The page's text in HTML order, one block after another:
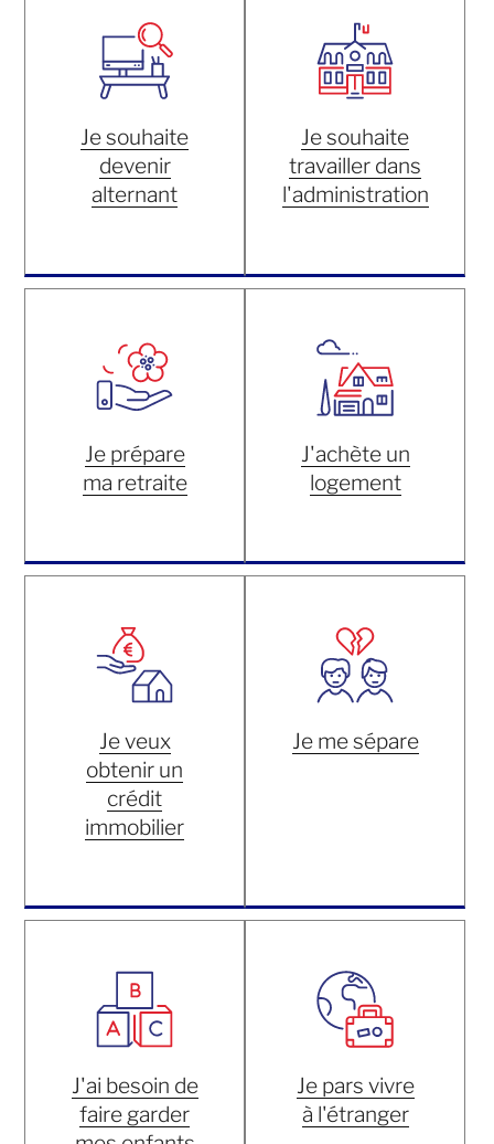
Je souhaite
devenir
alternant
Je souhaite
travailler dans
l'administration
Je prépare
ma retraite
J'achète un
logement
Je veux
obtenir un
crédit
immobilier
Je me sépare
J'ai besoin de
faire garder
Je pars vivre
à l'étranger